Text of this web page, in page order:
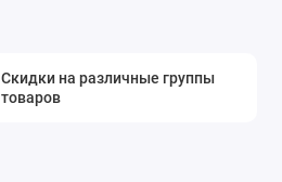
Скидки на различные группы
товаров